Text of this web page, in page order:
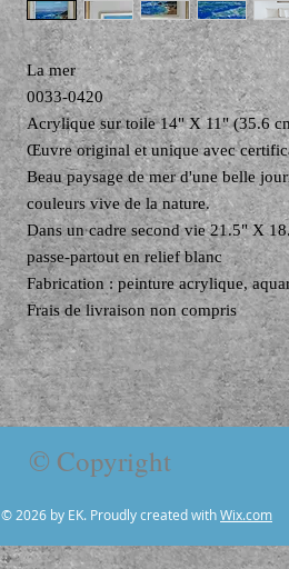
La mer
0033-0420
Acrylique sur toile 14" X 11" (35.6
Œuvre original et unique avec
Beau paysage de mer d'une belle
couleurs vive de la nature.
Dans un cadre second vie 21.5" X
passe-partout en relief blanc
Fabrication : peinture acrylique,
Frais de livraison non compris
© Copyright
© 2026 by EK. Proudly created withWix.com